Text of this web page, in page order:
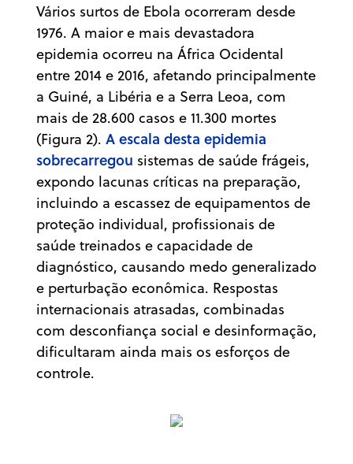
Vários surtos de Ebola ocorreram desde
1976. A maior e mais devastadora
epidemia ocorreu na África Ocidental
entre 2014 e 2016, afetando principalmente
a Guiné, a Libéria e a Serra Leoa, com
mais de 28.600 casos e 11.300 mortes
(Figura 2). A escala desta epidemia
sobrecarregou sistemas de saúde frágeis,
expondo lacunas críticas na preparação,
incluindo a escassez de equipamentos de
proteção individual, profissionais de
saúde treinados e capacidade de
diagnóstico, causando medo generalizado
e perturbação econômica. Respostas
internacionais atrasadas, combinadas
com desconfiança social e desinformação,
dificultaram ainda mais os esforços de
controle.